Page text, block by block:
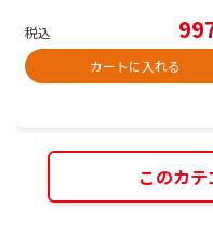
税込
カートに入れる
このカ